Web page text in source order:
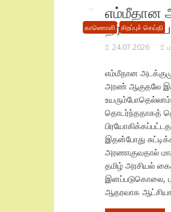
காணொளி சிறப்புச் செய்தி
எம்மீதான
24.07.2026
எம்மீதான
அரண் ஆகுதலே
தொடர்ந்ததாகத்
இதன்போது
அரணாகுவதால்
தமிழ் அரசியல்
இனப்படுகொலை,
ஆதரவாக